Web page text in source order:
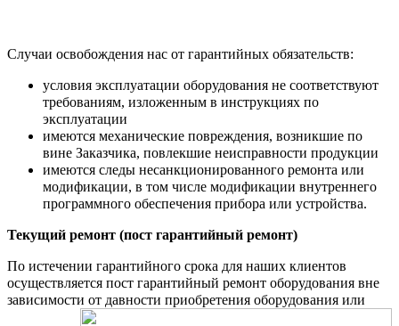
Случаи освобождения нас от гарантийных обязательств:
условия эксплуатации оборудования не соответствуют
требованиям, изложенным в инструкциях по
эксплуатации
имеются механические повреждения, возникшие по
вине Заказчика, повлекшие неисправности продукции
имеются следы несанкционированного ремонта или
модификации, в том числе модификации внутреннего
программного обеспечения прибора или устройства.
Текущий ремонт (пост гарантийный ремонт)
По истечении гарантийного срока для наших клиентов
осуществляется пост гарантийный ремонт оборудования вне
зависимости от давности приобретения оборудования или